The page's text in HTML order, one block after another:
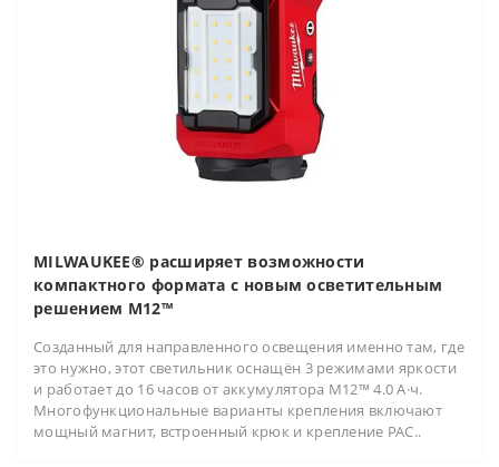
MILWAUKEE® расширяет возможности
компактного формата с новым осветительным
решением M12™
Созданный для направленного освещения именно там, где
это нужно, этот светильник оснащён 3 режимами яркости
и работает до 16 часов от аккумулятора M12™ 4.0 А·ч.
Многофункциональные варианты крепления включают
мощный магнит, встроенный крюк и крепление PAC..